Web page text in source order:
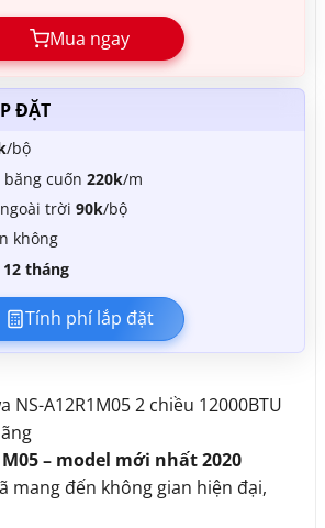
Mua ngay
ĐẶT
/bộ
cuốn 220k/m
trời 90k/bộ
không
12 tháng
Tính phí lắp đặt
NS-A12R1M05 2 chiều 12000BTU
– model mới nhất 2020
mang đến không gian hiện đại,